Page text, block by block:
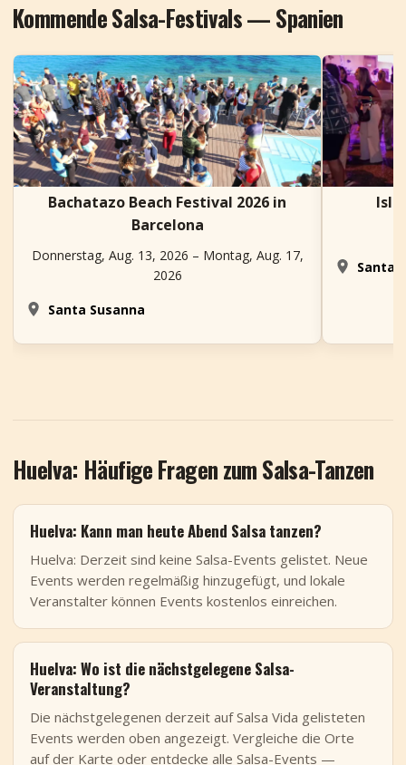
Kommende Salsa-Festivals — Spanien
Bachatazo Beach Festival 2026 in
Barcelona
Donnerstag, Aug. 13, 2026 – Montag, Aug. 17,
2026
Santa Susanna
Isla
Santa
Huelva: Häufige Fragen zum Salsa-Tanzen
Huelva: Kann man heute Abend Salsa tanzen?
Huelva: Derzeit sind keine Salsa-Events gelistet. Neue
Events werden regelmäßig hinzugefügt, und lokale
Veranstalter können Events kostenlos einreichen.
Huelva: Wo ist die nächstgelegene Salsa-
Veranstaltung?
Die nächstgelegenen derzeit auf Salsa Vida gelisteten
Events werden oben angezeigt. Vergleiche die Orte
auf der Karte oder entdecke alle Salsa-Events —